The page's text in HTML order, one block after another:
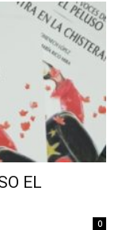
EL
0